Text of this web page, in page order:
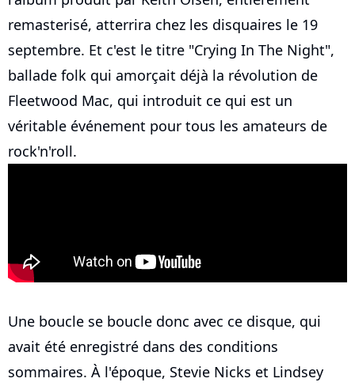
remasterisé, atterrira chez les disquaires le 19
septembre. Et c'est le titre "Crying In The Night",
ballade folk qui amorçait déjà la révolution de
Fleetwood Mac, qui introduit ce qui est un
véritable événement pour tous les amateurs de
rock'n'roll.
Une boucle se boucle donc avec ce disque, qui
avait été enregistré dans des conditions
sommaires. À l'époque, Stevie Nicks et Lindsey